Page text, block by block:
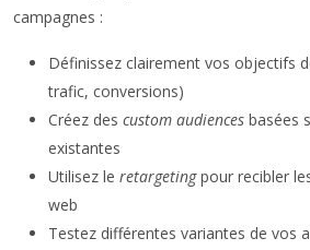
campagnes :
Définissez clairement vos objectifs
trafic, conversions)
Créez des custom audiences basées
existantes
Utilisez le retargetingpour recibler
web
Testez différentes variantes de vos